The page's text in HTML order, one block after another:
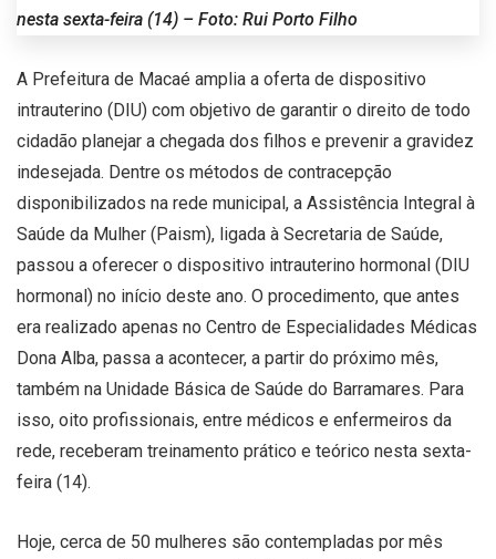
nesta sexta-feira (14) – Foto: Rui Porto Filho
A Prefeitura de Macaé amplia a oferta de dispositivo
intrauterino (DIU) com objetivo de garantir o direito de todo
cidadão planejar a chegada dos filhos e prevenir a gravidez
indesejada. Dentre os métodos de contracepção
disponibilizados na rede municipal, a Assistência Integral à
Saúde da Mulher (Paism), ligada à Secretaria de Saúde,
passou a oferecer o dispositivo intrauterino hormonal (DIU
hormonal) no início deste ano. O procedimento, que antes
era realizado apenas no Centro de Especialidades Médicas
Dona Alba, passa a acontecer, a partir do próximo mês,
também na Unidade Básica de Saúde do Barramares. Para
isso, oito profissionais, entre médicos e enfermeiros da
rede, receberam treinamento prático e teórico nesta sexta-
feira (14).
Hoje, cerca de 50 mulheres são contempladas por mês